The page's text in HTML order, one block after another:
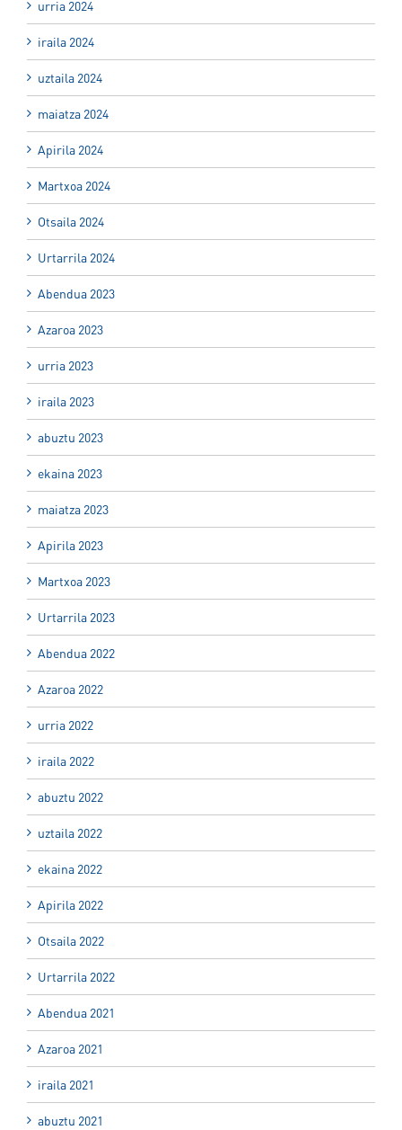
urria 2024
iraila 2024
uztaila 2024
maiatza 2024
Apirila 2024
Martxoa 2024
Otsaila 2024
Urtarrila 2024
Abendua 2023
Azaroa 2023
urria 2023
iraila 2023
abuztu 2023
ekaina 2023
maiatza 2023
Apirila 2023
Martxoa 2023
Urtarrila 2023
Abendua 2022
Azaroa 2022
urria 2022
iraila 2022
abuztu 2022
uztaila 2022
ekaina 2022
Apirila 2022
Otsaila 2022
Urtarrila 2022
Abendua 2021
Azaroa 2021
iraila 2021
abuztu 2021